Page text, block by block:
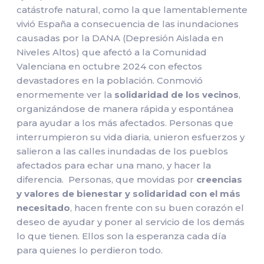
catástrofe natural, como la que lamentablemente
vivió España a consecuencia de las inundaciones
causadas por la DANA (Depresión Aislada en
Niveles Altos) que afectó a la Comunidad
Valenciana en octubre 2024 con efectos
devastadores en la población. Conmovió
enormemente ver la solidaridad de los vecinos,
organizándose de manera rápida y espontánea
para ayudar a los más afectados. Personas que
interrumpieron su vida diaria, unieron esfuerzos y
salieron a las calles inundadas de los pueblos
afectados para echar una mano, y hacer la
diferencia. Personas, que movidas por creencias
y valores de bienestar y solidaridad con el más
necesitado, hacen frente con su buen corazón el
deseo de ayudar y poner al servicio de los demás
lo que tienen. Ellos son la esperanza cada día
para quienes lo perdieron todo.